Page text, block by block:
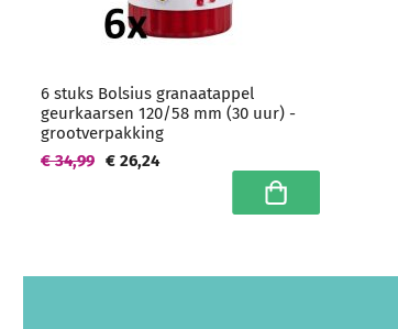
6 stuks Bolsius granaatappel
geurkaarsen 120/58 mm (30 uur) -
grootverpakking
€ 26,24
€ 34,99
In winkelwagen